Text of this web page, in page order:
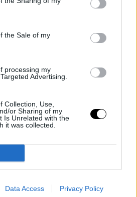
the Sale of my
processing my
Advertising.
Collection, Use,
or Sharing of my
Is Unrelated with the
it was collected.
Data Access Privacy Policy